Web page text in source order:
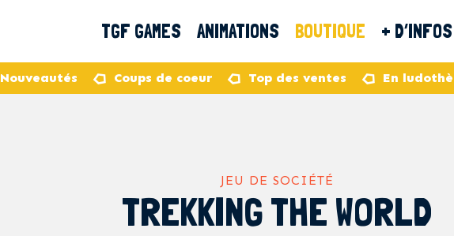
TGF GAMES ANIMATIONS BOUTIQUE + D’INFOS
Nouveautés Coups de coeur Top des ventes En
JEU DE SOCIÉTÉ
TREKKING THE WORLD